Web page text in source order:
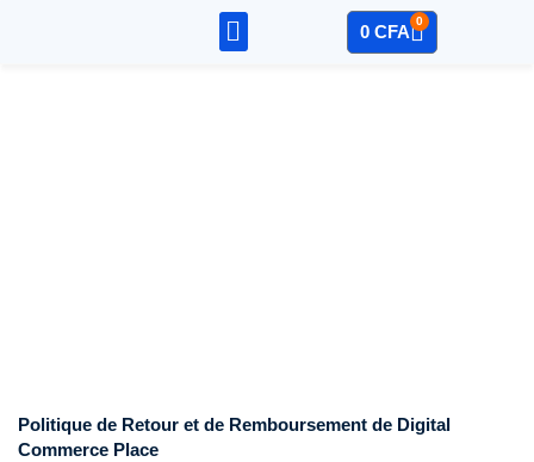
0 CFA
0
Politique de Retour et de Remboursement de Digital
Commerce Place